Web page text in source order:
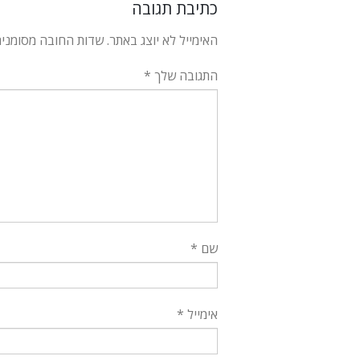
כתיבת תגובה
האימייל לא יוצג באתר.שדות החובה
התגובה שלך *
שם *
אימייל *